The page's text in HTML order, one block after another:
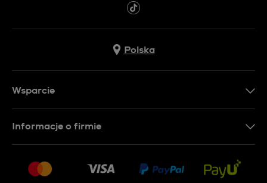
Polska
Wsparcie
Zwroty i reklamacje
Informacje o firmie
Praca